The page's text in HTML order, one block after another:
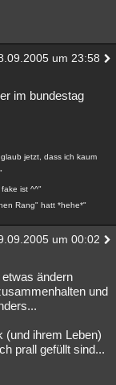
um 23:58
im bundestag
jetzt, dass ich kaum
ist ^^"
Rang" hatt *hehe*"
um 00:02
ändern
und
(und ihrem Leben)
prall gefüllt sind...